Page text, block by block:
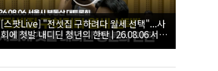
[스팟Live] "전셋집 구하려다 월세 선택"...사
회에 첫발 내디딘 청년의 한탄 | 26.08.06 서울
시 부동산 대토론회